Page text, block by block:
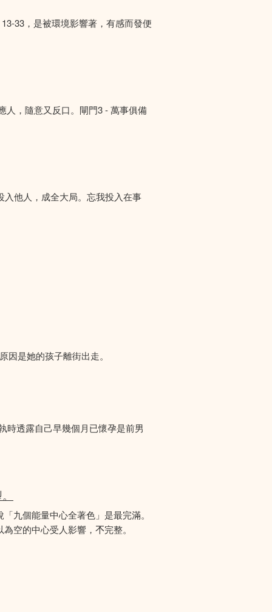
33，是被環境影響著，有感而發便
人，隨意又反口。閘門3 - 萬事俱備
他人，成全大局。忘我投入在事
因是她的孩子離街出走。
時透露自己早幾個月已懷孕是前男
九個能量中心全著色」是最完滿。
空的中心受人影響，𣎴完整。